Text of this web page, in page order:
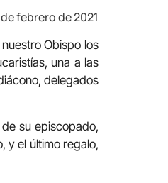
febrero de 2021
Obispo los
una a las
delegados
su episcopado,
y el último regalo,